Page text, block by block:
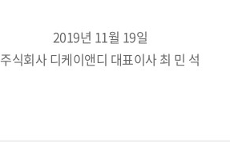
2019년 11월 19일
주식회사 디케이앤디 대표이사 최 민 석